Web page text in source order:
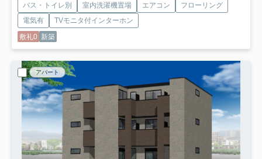
バス・トイレ別 室内洗濯機置場 エアコン
フローリング
電気有
TVモニタ付インターホン
敷礼0 新築
アパート